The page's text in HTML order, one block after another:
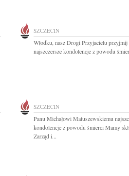
SZCZECIN
Włodku, nasz Drogi Przyjacielu przyjmij
najszczersze kondolencje z powodu
SZCZECIN
Panu Michałowi Matuszewskiemu
kondolencje z powodu śmierci Mamy
Zarząd i...